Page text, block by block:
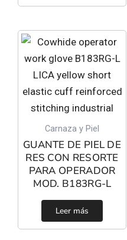
Carnaza y Piel
GUANTE DE PIEL DE
RES CON RESORTE
PARA OPERADOR
MOD. B183RG-L
Leer más